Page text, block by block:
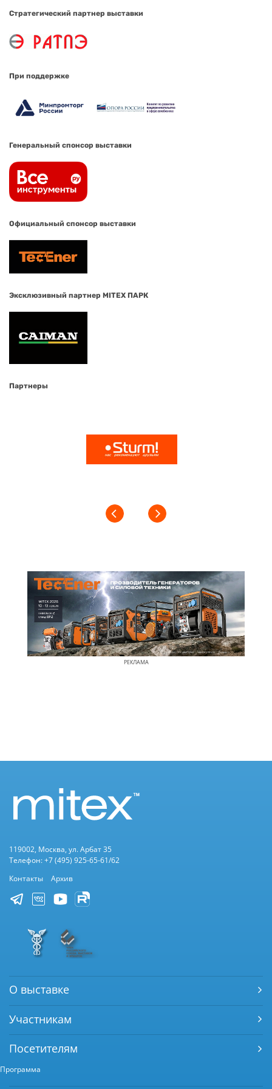
Стратегический партнер выставки
При поддержке
Генеральный спонсор выставки
Официальный спонсор выставки
Эксклюзивный партнер MITEX ПАРК
Партнеры
РЕКЛАМА
119002, Москва, ул. Арбат 35
Телефон: +7 (495) 925-65-61/62
Контакты
Архив
О выставке
Участникам
Посетителям
Программа